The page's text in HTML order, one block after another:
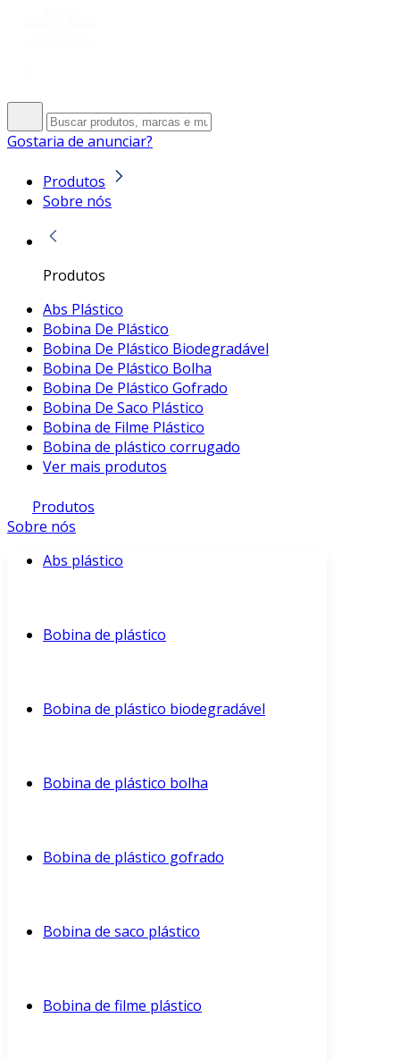
Gostaria de anunciar?
Produtos
Sobre nós
Produtos
Abs Plástico
Bobina De Plástico
Bobina De Plástico Biodegradável
Bobina De Plástico Bolha
Bobina De Plástico Gofrado
Bobina De Saco Plástico
Bobina de Filme Plástico
Bobina de plástico corrugado
Ver mais produtos
Produtos
Sobre nós
Abs plástico
Bobina de plástico
Bobina de plástico biodegradável
Bobina de plástico bolha
Bobina de plástico gofrado
Bobina de saco plástico
Bobina de filme plástico